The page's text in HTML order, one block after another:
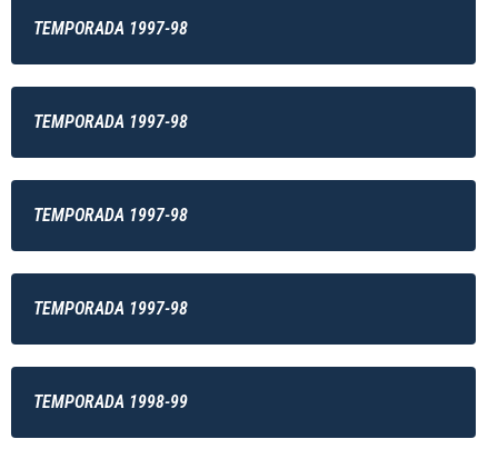
TEMPORADA 1997-98
TEMPORADA 1997-98
TEMPORADA 1997-98
TEMPORADA 1997-98
TEMPORADA 1998-99